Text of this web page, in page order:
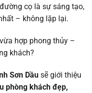
cọ là sự sáng tạo,
– không lặp lại.
hợp phong thủy –
khách?
Sơn Dầu sẽ giới thiệu
phòng khách đẹp,